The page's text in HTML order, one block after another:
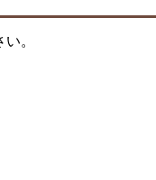
。